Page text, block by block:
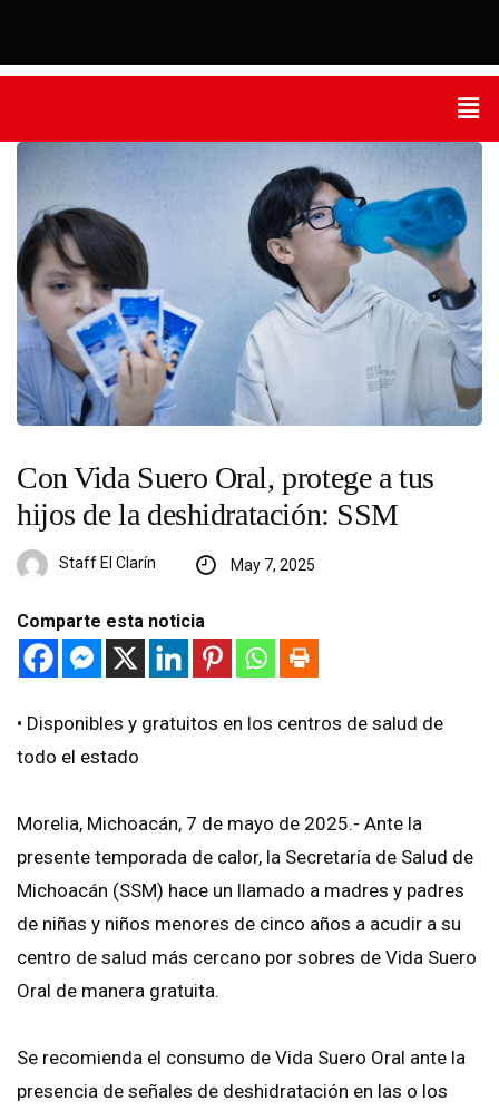
Con Vida Suero Oral, protege a tus
hijos de la deshidratación: SSM
Staff El Clarín May 7, 2025
Comparte esta noticia
•⁠ ⁠Disponibles y gratuitos en los centros de salud de
todo el estado
Morelia, Michoacán, 7 de mayo de 2025.- Ante la
presente temporada de calor, la Secretaría de Salud de
Michoacán (SSM) hace un llamado a madres y padres
de niñas y niños menores de cinco años a acudir a su
centro de salud más cercano por sobres de Vida Suero
Oral de manera gratuita.
Se recomienda el consumo de Vida Suero Oral ante la
presencia de señales de deshidratación en las o los